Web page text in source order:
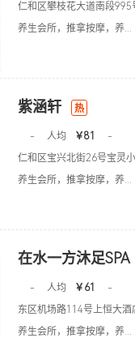
仁和区攀枝花大道南段
养生会所，推拿按摩，养...
紫涵轩 热
- 人均 ￥81
-
仁和区宝兴北街26号宝灵
养生会所，推拿按摩，养...
在水一方沐足SPA
- 人均 ￥61
-
东区机场路114号上恒大酒
养生会所，推拿按摩，养...